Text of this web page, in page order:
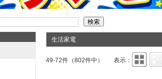
生活家電
49-72件（802件中） 表示：